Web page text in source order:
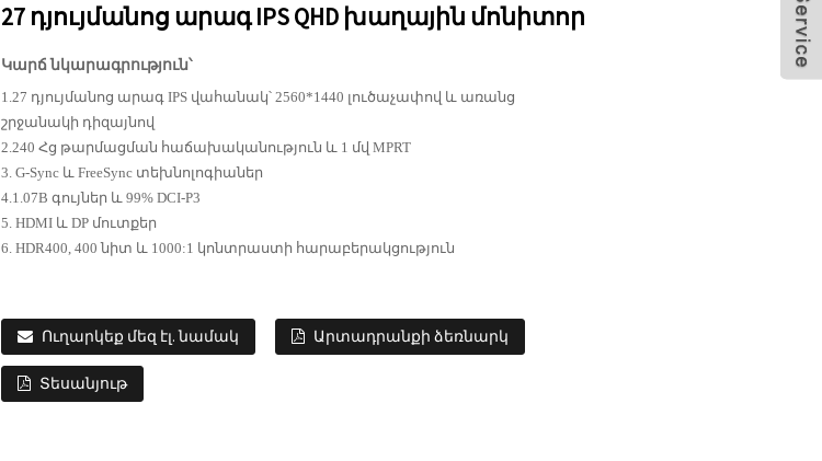
27 դյույմանոց արագ IPS QHD խաղային մոնիտոր
Կարճ նկարագրություն՝
1.27 դյույմանոց արագ IPS վահանակ՝ 2560*1440 լուծաչափով և առանց
շրջանակի դիզայնով
2.240 Հց թարմացման հաճախականություն և 1 մվ MPRT
3. G-Sync և FreeSync տեխնոլոգիաներ
4.1.07B գույներ և 99% DCI-P3
5. HDMI և DP մուտքեր
6. HDR400, 400 նիտ և 1000:1 կոնտրաստի հարաբերակցություն
Ուղարկեք մեզ էլ. նամակ Արտադրանքի ձեռնարկ
Տեսանյութ